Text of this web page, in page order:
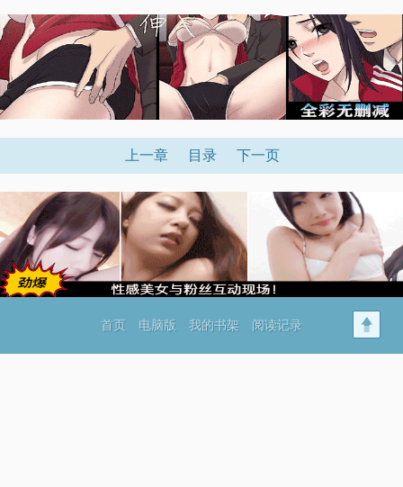
上一章 目录 下一页
首页 电脑版 我的书架 阅读记录